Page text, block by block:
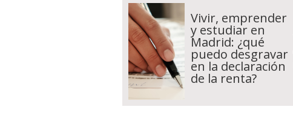
Vivir, emprender
y estudiar en
Madrid: ¿qué
puedo desgravar
en la declaración
de la renta?